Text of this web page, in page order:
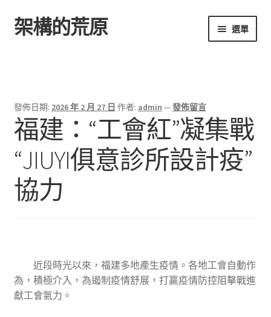
跳
至
跳
至
架構的荒原 選單
發佈日期: 2026 年 2 月 27 日 作者: admin —發佈留言
福建：“工會紅”凝集戰
“JIUYI俱意診所設計疫”
協力
近段時光以來，福建多地產生疫情。各地工會自動作
為，積極介入，為遏制疫情舒展，打贏疫情防控阻擊戰進
獻工會氣力。